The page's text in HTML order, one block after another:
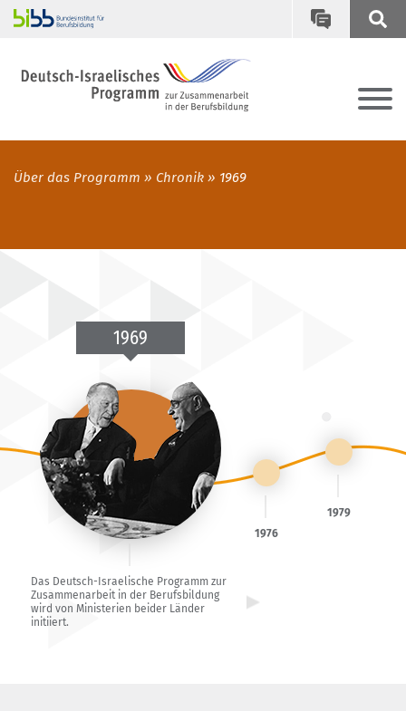
Über das Programm Chronik 1969
1969
Das Deutsch-Israelische Programm zur
Zusammenarbeit in der Berufsbildung
wird von Ministerien beider Länder
initiiert.
1976
1979